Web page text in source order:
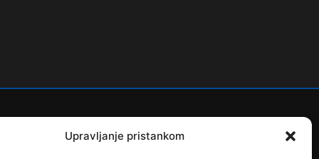
Upravljanje pristankom